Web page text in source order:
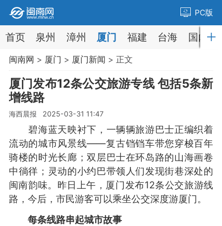
PC版
首页 泉州 漳州 厦门 福建 台海 国内
闽南网 > 厦门 > 厦门新闻 > 正文
厦门发布12条公交旅游专线 包括5条新
增线路
海西晨报 2025-03-31 11:47
碧海蓝天映衬下，一辆辆旅游巴士正编织着
流动的城市风景线——复古铛铛车带您穿梭百年
骑楼的时光长廊；双层巴士在环岛路的山海画卷
中徜徉；灵动的小约巴带领人们发现街巷深处的
闽南韵味。昨日上午，厦门发布12条公交旅游线
路，今后，市民游客可以乘坐公交深度游厦门。
每条线路串起城市故事